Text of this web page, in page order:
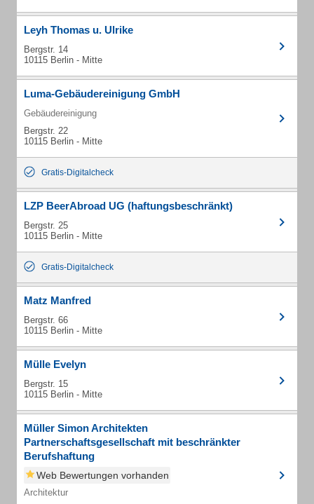
Leyh Thomas u. Ulrike
Bergstr. 14
10115 Berlin - Mitte
Luma-Gebäudereinigung GmbH
Gebäudereinigung
Bergstr. 22
10115 Berlin - Mitte
Gratis-Digitalcheck
LZP BeerAbroad UG (haftungsbeschränkt)
Bergstr. 25
10115 Berlin - Mitte
Gratis-Digitalcheck
Matz Manfred
Bergstr. 66
10115 Berlin - Mitte
Mülle Evelyn
Bergstr. 15
10115 Berlin - Mitte
Müller Simon Architekten
Partnerschaftsgesellschaft mit beschränkter
Berufshaftung
Web Bewertungen vorhanden
Architektur